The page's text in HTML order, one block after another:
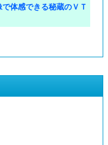
体感できる秘蔵のＶＴ